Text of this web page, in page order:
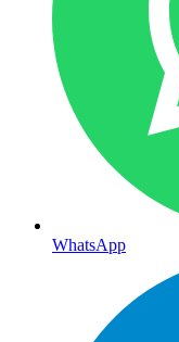
WhatsApp